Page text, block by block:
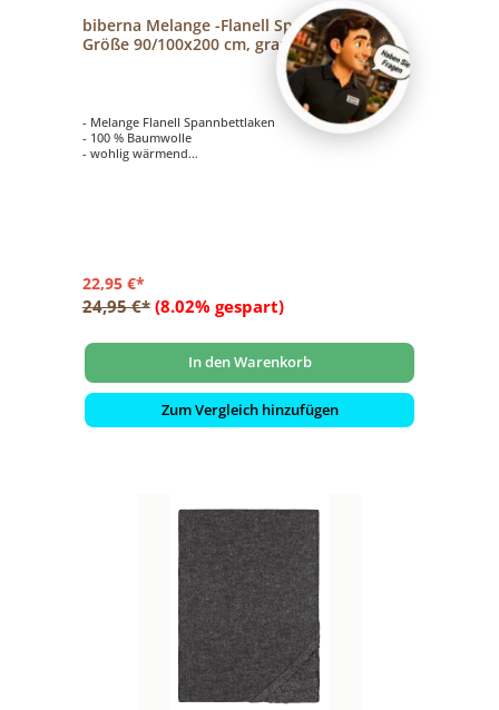
biberna Melange -Flanell Spannbettlaken
Größe 90/100x200 cm, grau
- Melange Flanell Spannbettlaken
- 100 % Baumwolle
- wohlig wärmend
22,95 €*
24,95 €* (8.02% gespart)
In den Warenkorb
Zum Vergleich hinzufügen